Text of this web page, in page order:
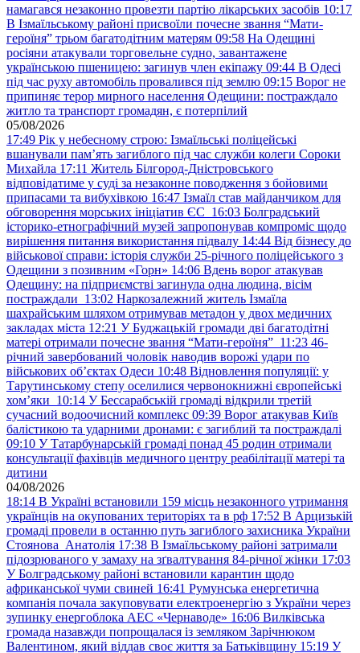
намагався незаконно провезти партію лікарських засобів 10:17
В Ізмаїльському районі присвоїли почесне звання “Мати-
героїня” трьом багатодітним матерям 09:58 На Одещині
росіяни атакували торговельне судно, завантажене
українською пшеницею: загинув член екіпажу 09:44 В Одесі
під час руху автомобіль провалився під землю 09:15 Ворог не
припиняє терор мирного населення Одещини: постраждало
житло та транспорт громадян, є потерпілий
05/08/2026
17:49 Рік у небесному строю: Ізмаїльські поліцейські
вшанували пам’ять загиблого під час служби колеги Сороки
Михайла 17:11 Житель Білгород-Дністровського
відповідатиме у суді за незаконне поводження з бойовими
припасами та вибухівкою 16:47 Ізмаїл став майданчиком для
обговорення морських ініціатив ЄС 16:03 Болградський
історико-етнографічний музей запропонував компроміс щодо
вирішення питання використання підвалу 14:44 Від бізнесу до
військової справи: історія служби 25-річного поліцейського з
Одещини з позивним «Горн» 14:06 Вдень ворог атакував
Одещину: на підприємстві загинула одна людина, вісім
постраждали 13:02 Наркозалежний житель Ізмаїла
шахрайським шляхом отримував метадон у двох медичних
закладах міста 12:21 У Буджацькій громади дві багатодітні
матері отримали почесне звання “Мати-героїня” 11:23 46-
річний завербований чоловік наводив ворожі удари по
військових обʼєктах Одеси 10:48 Відновлення популяції: у
Тарутинському степу оселилися червонокнижні європейські
хом’яки 10:14 У Бессарабській громаді відкрили третій
сучасний водоочисний комплекс 09:39 Ворог атакував Київ
балістикою та ударними дронами: є загиблий та постраждалі
09:10 У Татарбунарській громаді понад 45 родин отримали
консультації фахівців медичного центру реабілітації матері та
дитини
04/08/2026
18:14 В Україні встановили 159 місць незаконного утримання
українців на окупованих територіях та в рф 17:52 В Арцизькій
громаді провели в останню путь загиблого захисника України
Стоянова Анатолія 17:38 В Ізмаїльському районі затримали
підозрюваного у замаху на зґвалтування 84-річної жінки 17:03
У Болградському районі встановили карантин щодо
африканської чуми свиней 16:41 Румунська енергетична
компанія почала закуповувати електроенергію з України через
зупинку енергоблока АЕС «Чернаводе» 16:06 Вилківська
громада назавжди попрощалася із земляком Зарічнюком
Валентином, який віддав своє життя за Батьківщину 15:19 У